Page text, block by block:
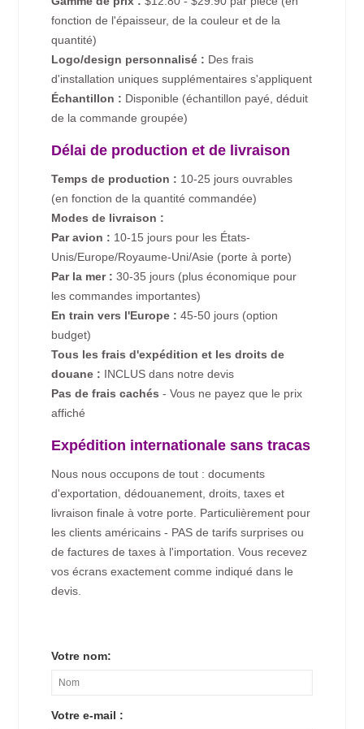
fonction de l'épaisseur, de la couleur et de la
quantité)
Logo/design personnalisé : Des frais
d'installation uniques supplémentaires s'appliquent
Échantillon : Disponible (échantillon payé, déduit
de la commande groupée)
Délai de production et de livraison
Temps de production : 10-25 jours ouvrables
(en fonction de la quantité commandée)
Modes de livraison :
Par avion : 10-15 jours pour les États-
Unis/Europe/Royaume-Uni/Asie (porte à porte)
Par la mer : 30-35 jours (plus économique pour
les commandes importantes)
En train vers l'Europe : 45-50 jours (option
budget)
Tous les frais d'expédition et les droits de
douane : INCLUS dans notre devis
Pas de frais cachés - Vous ne payez que le prix
affiché
Expédition internationale sans tracas
Nous nous occupons de tout : documents
d'exportation, dédouanement, droits, taxes et
livraison finale à votre porte. Particulièrement pour
les clients américains - PAS de tarifs surprises ou
de factures de taxes à l'importation. Vous recevez
vos écrans exactement comme indiqué dans le
devis.
Votre nom:
Votre e-mail :